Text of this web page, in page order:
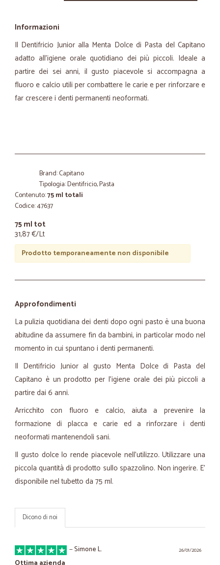
Informazioni
Il Dentifricio Junior alla Menta Dolce di Pasta del Capitano
adatto all’igiene orale quotidiano dei più piccoli. Ideale a
partire dei sei anni, il gusto piacevole si accompagna a
fluoro e calcio utili per combattere le carie e per rinforzare e
far crescere i denti permanenti neoformati.
Brand: Capitano
Tipologia: Dentifricio, Pasta
Contenuto:75 ml totali
Codice: 47637
75 ml tot
31,87 €/Lt
Prodotto temporaneamente non disponibile
Approfondimenti
La pulizia quotidiana dei denti dopo ogni pasto è una buona
abitudine da assumere fin da bambini, in particolar modo nel
momento in cui spuntano i denti permanenti.
Il Dentifricio Junior al gusto Menta Dolce di Pasta del
Capitano è un prodotto per l’igiene orale dei più piccoli a
partire dai 6 anni.
Arricchito con fluoro e calcio, aiuta a prevenire la
formazione di placca e carie ed a rinforzare i denti
neoformati mantenendoli sani.
Il gusto dolce lo rende piacevole nell’utilizzo. Utilizzare una
piccola quantità di prodotto sullo spazzolino. Non ingerire. E’
disponibile nel tubetto da 75 ml.
Dicono di noi
26/01/2026
—Simone L.